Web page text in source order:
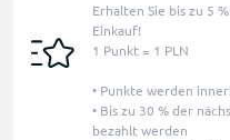
Erhalten Sie bis zu 5
Einkauf!
1 Punkt = 1 PLN
• Punkte werden
• Bis zu 30 % der
bezahlt werden